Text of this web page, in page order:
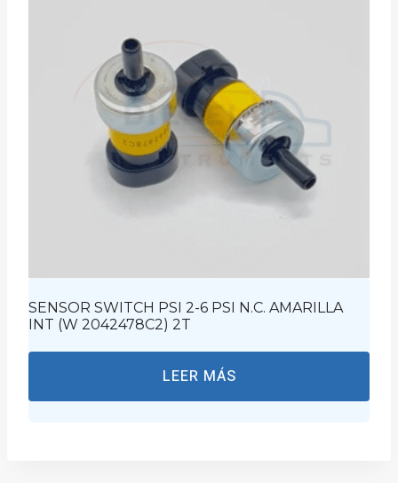
SENSOR SWITCH PSI 2-6 PSI N.C. AMARILLA
INT (W 2042478C2) 2T
LEER MÁS